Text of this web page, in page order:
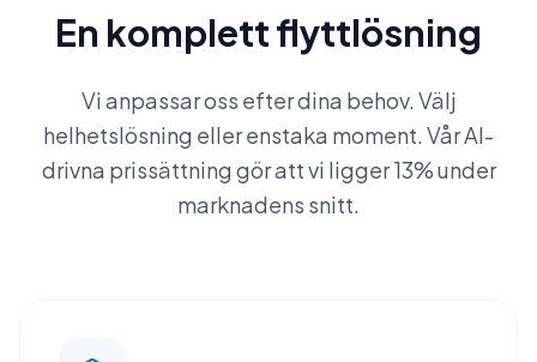
En komplett flyttlösning
Vi anpassar oss efter dina behov. Välj
helhetslösning eller enstaka moment. Vår AI-
drivna prissättning gör att vi ligger 13% under
marknadens snitt.